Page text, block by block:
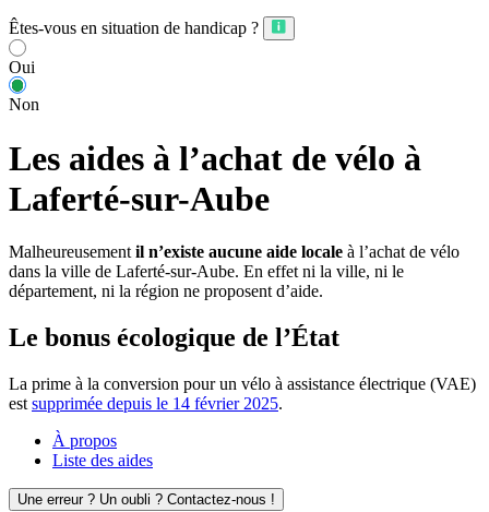
Êtes-vous en situation de handicap ?
Oui
Non
Les aides à l’achat de vélo à
Laferté-sur-Aube
Malheureusement il n’existe aucune aide locale à l’achat de vélo
dans la ville de Laferté-sur-Aube. En effet ni la ville, ni le
département, ni la région ne proposent d’aide.
Le bonus écologique de l’État
La prime à la conversion pour un vélo à assistance électrique (VAE)
est supprimée depuis le 14 février 2025.
À propos
Liste des aides
Une erreur ? Un oubli ? Contactez-nous !